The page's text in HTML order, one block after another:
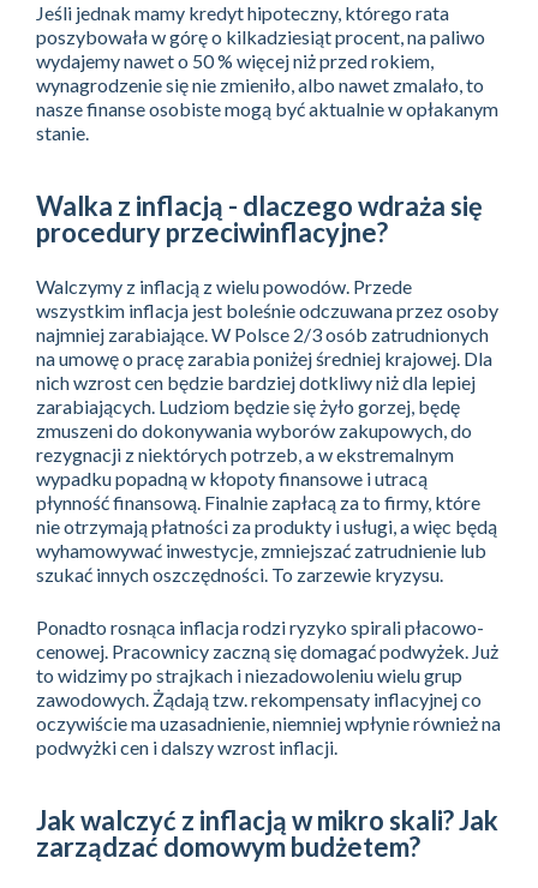
Jeśli jednak mamy kredyt hipoteczny, którego rata
poszybowała w górę o kilkadziesiąt procent, na paliwo
wydajemy nawet o 50 % więcej niż przed rokiem,
wynagrodzenie się nie zmieniło, albo nawet zmalało, to
nasze finanse osobiste mogą być aktualnie w opłakanym
stanie.
Walka z inflacją - dlaczego wdraża się
procedury przeciwinflacyjne?
Walczymy z inflacją z wielu powodów. Przede
wszystkim inflacja jest boleśnie odczuwana przez osoby
najmniej zarabiające. W Polsce 2/3 osób zatrudnionych
na umowę o pracę zarabia poniżej średniej krajowej. Dla
nich wzrost cen będzie bardziej dotkliwy niż dla lepiej
zarabiających. Ludziom będzie się żyło gorzej, będę
zmuszeni do dokonywania wyborów zakupowych, do
rezygnacji z niektórych potrzeb, a w ekstremalnym
wypadku popadną w kłopoty finansowe i utracą
płynność finansową. Finalnie zapłacą za to firmy, które
nie otrzymają płatności za produkty i usługi, a więc będą
wyhamowywać inwestycje, zmniejszać zatrudnienie lub
szukać innych oszczędności. To zarzewie kryzysu.
Ponadto rosnąca inflacja rodzi ryzyko spirali płacowo-
cenowej. Pracownicy zaczną się domagać podwyżek. Już
to widzimy po strajkach i niezadowoleniu wielu grup
zawodowych. Żądają tzw. rekompensaty inflacyjnej co
oczywiście ma uzasadnienie, niemniej wpłynie również na
podwyżki cen i dalszy wzrost inflacji.
Jak walczyć z inflacją w mikro skali? Jak
zarządzać domowym budżetem?